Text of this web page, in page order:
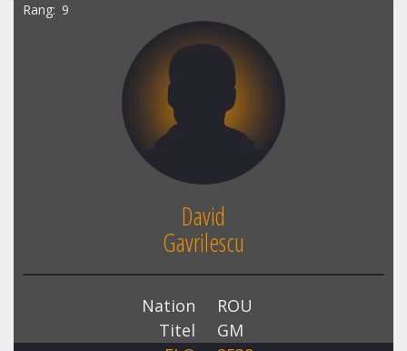
Rang 9
David
Gavrilescu
Nation
ROU
Titel
GM